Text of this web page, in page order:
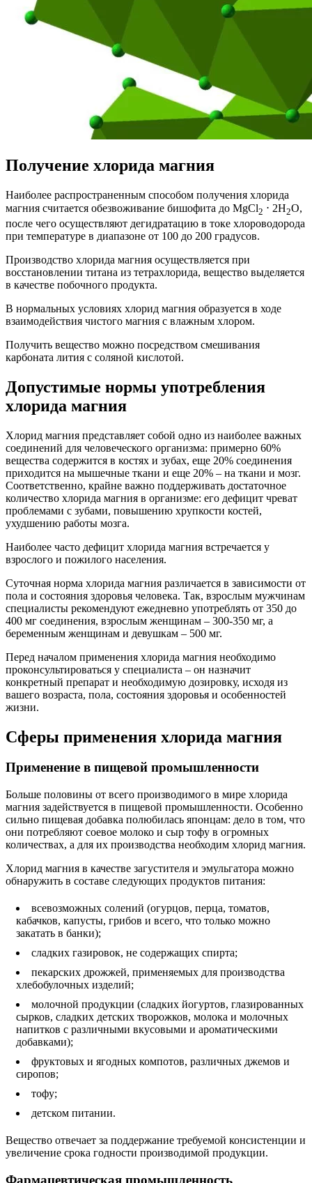
Получение хлорида магния
Наиболее распространенным способом получения хлорида
магния считается обезвоживание бишофита до MgCl2 ⋅ 2H2O,
после чего осуществляют дегидратацию в токе хлороводорода
при температуре в диапазоне от 100 до 200 градусов.
Производство хлорида магния осуществляется при
восстановлении титана из тетрахлорида, вещество выделяется
в качестве побочного продукта.
В нормальных условиях хлорид магния образуется в ходе
взаимодействия чистого магния с влажным хлором.
Получить вещество можно посредством смешивания
карбоната лития с соляной кислотой.
Допустимые нормы употребления
хлорида магния
Хлорид магния представляет собой одно из наиболее важных
соединений для человеческого организма: примерно 60%
вещества содержится в костях и зубах, еще 20% соединения
приходится на мышечные ткани и еще 20% – на ткани и мозг.
Соответственно, крайне важно поддерживать достаточное
количество хлорида магния в организме: его дефицит чреват
проблемами с зубами, повышению хрупкости костей,
ухудшению работы мозга.
Наиболее часто дефицит хлорида магния встречается у
взрослого и пожилого населения.
Суточная норма хлорида магния различается в зависимости от
пола и состояния здоровья человека. Так, взрослым мужчинам
специалисты рекомендуют ежедневно употреблять от 350 до
400 мг соединения, взрослым женщинам – 300-350 мг, а
беременным женщинам и девушкам – 500 мг.
Перед началом применения хлорида магния необходимо
проконсультироваться у специалиста – он назначит
конкретный препарат и необходимую дозировку, исходя из
вашего возраста, пола, состояния здоровья и особенностей
жизни.
Сферы применения хлорида магния
Применение в пищевой промышленности
Больше половины от всего производимого в мире хлорида
магния задействуется в пищевой промышленности. Особенно
сильно пищевая добавка полюбилась японцам: дело в том, что
они потребляют соевое молоко и сыр тофу в огромных
количествах, а для их производства необходим хлорид магния.
Хлорид магния в качестве загустителя и эмульгатора можно
обнаружить в составе следующих продуктов питания:
всевозможных солений (огурцов, перца, томатов,
кабачков, капусты, грибов и всего, что только можно
закатать в банки);
сладких газировок, не содержащих спирта;
пекарских дрожжей, применяемых для производства
хлебобулочных изделий;
молочной продукции (сладких йогуртов, глазированных
сырков, сладких детских творожков, молока и молочных
напитков с различными вкусовыми и ароматическими
добавками);
фруктовых и ягодных компотов, различных джемов и
сиропов;
тофу;
детском питании.
Вещество отвечает за поддержание требуемой консистенции и
увеличение срока годности производимой продукции.
Фармацевтическая промышленность